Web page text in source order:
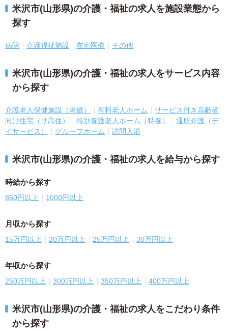
米沢市(山形県)の介護・福祉の求人を施設業態から
探す
病院 介護福祉施設 在宅医療 その他
米沢市(山形県)の介護・福祉の求人をサービス内容
から探す
介護老人保健施設（老健） 有料老人ホーム
サービス付き高齢者
向け住宅（サ高住）
特別養護老人ホーム（特養）
通所介護（デ
イサービス）
グループホーム 訪問入浴
米沢市(山形県)の介護・福祉の求人を給与から探す
時給から探す
850円以上 1000円以上
月収から探す
15万円以上 20万円以上 25万円以上 30万円以上
年収から探す
250万円以上 300万円以上 350万円以上 400万円以上
米沢市(山形県)の介護・福祉の求人をこだわり条件
から探す